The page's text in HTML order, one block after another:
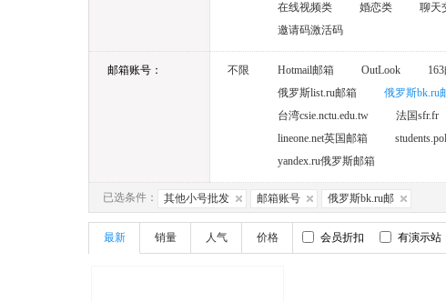
在线视频类
婚恋类 聊天
邀请码激活码
邮箱账号： 不限 Hotmail邮箱 OutLook
俄罗斯list.ru邮箱
俄罗斯bk.ru
台湾csie.nctu.edu.tw
法国sfr.fr
lineone.net英国邮箱
yandex.ru俄罗斯邮箱
已选条件： 其他小号批发 邮箱账号 俄罗斯bk.ru邮
最新 销量 人气 价格 会员折扣 有演示站